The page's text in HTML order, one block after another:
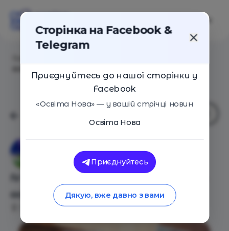
EdCoach School
ІV Конгрес коучів і фасилітаторів
освіти
18 Червня 2019 4298
Сторінка на Facebook &
Telegram
Приєднуйтесь до нашої сторінки у
Facebook
«Освіта Нова» — у вашій стрічці новин
Освіта Нова
Приєднуйтесь
Дякую, вже давно з вами